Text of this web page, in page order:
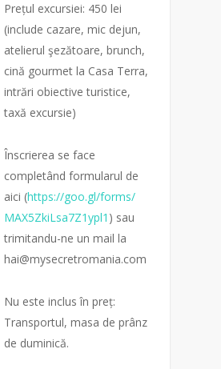
Prețul excursiei: 450 lei
(include cazare, mic dejun,
atelierul şezătoare, brunch,
cină gourmet la Casa Terra,
intrări obiective turistice,
taxă excursie)
Înscrierea se face
completând formularul de
aici (https://goo.gl/forms/
MAX5ZkiLsa7Z1ypl1 ) sau
trimitandu-ne un mail la
hai@mysecretromania.com
Nu este inclus în preț:
Transportul, masa de prânz
de duminică.